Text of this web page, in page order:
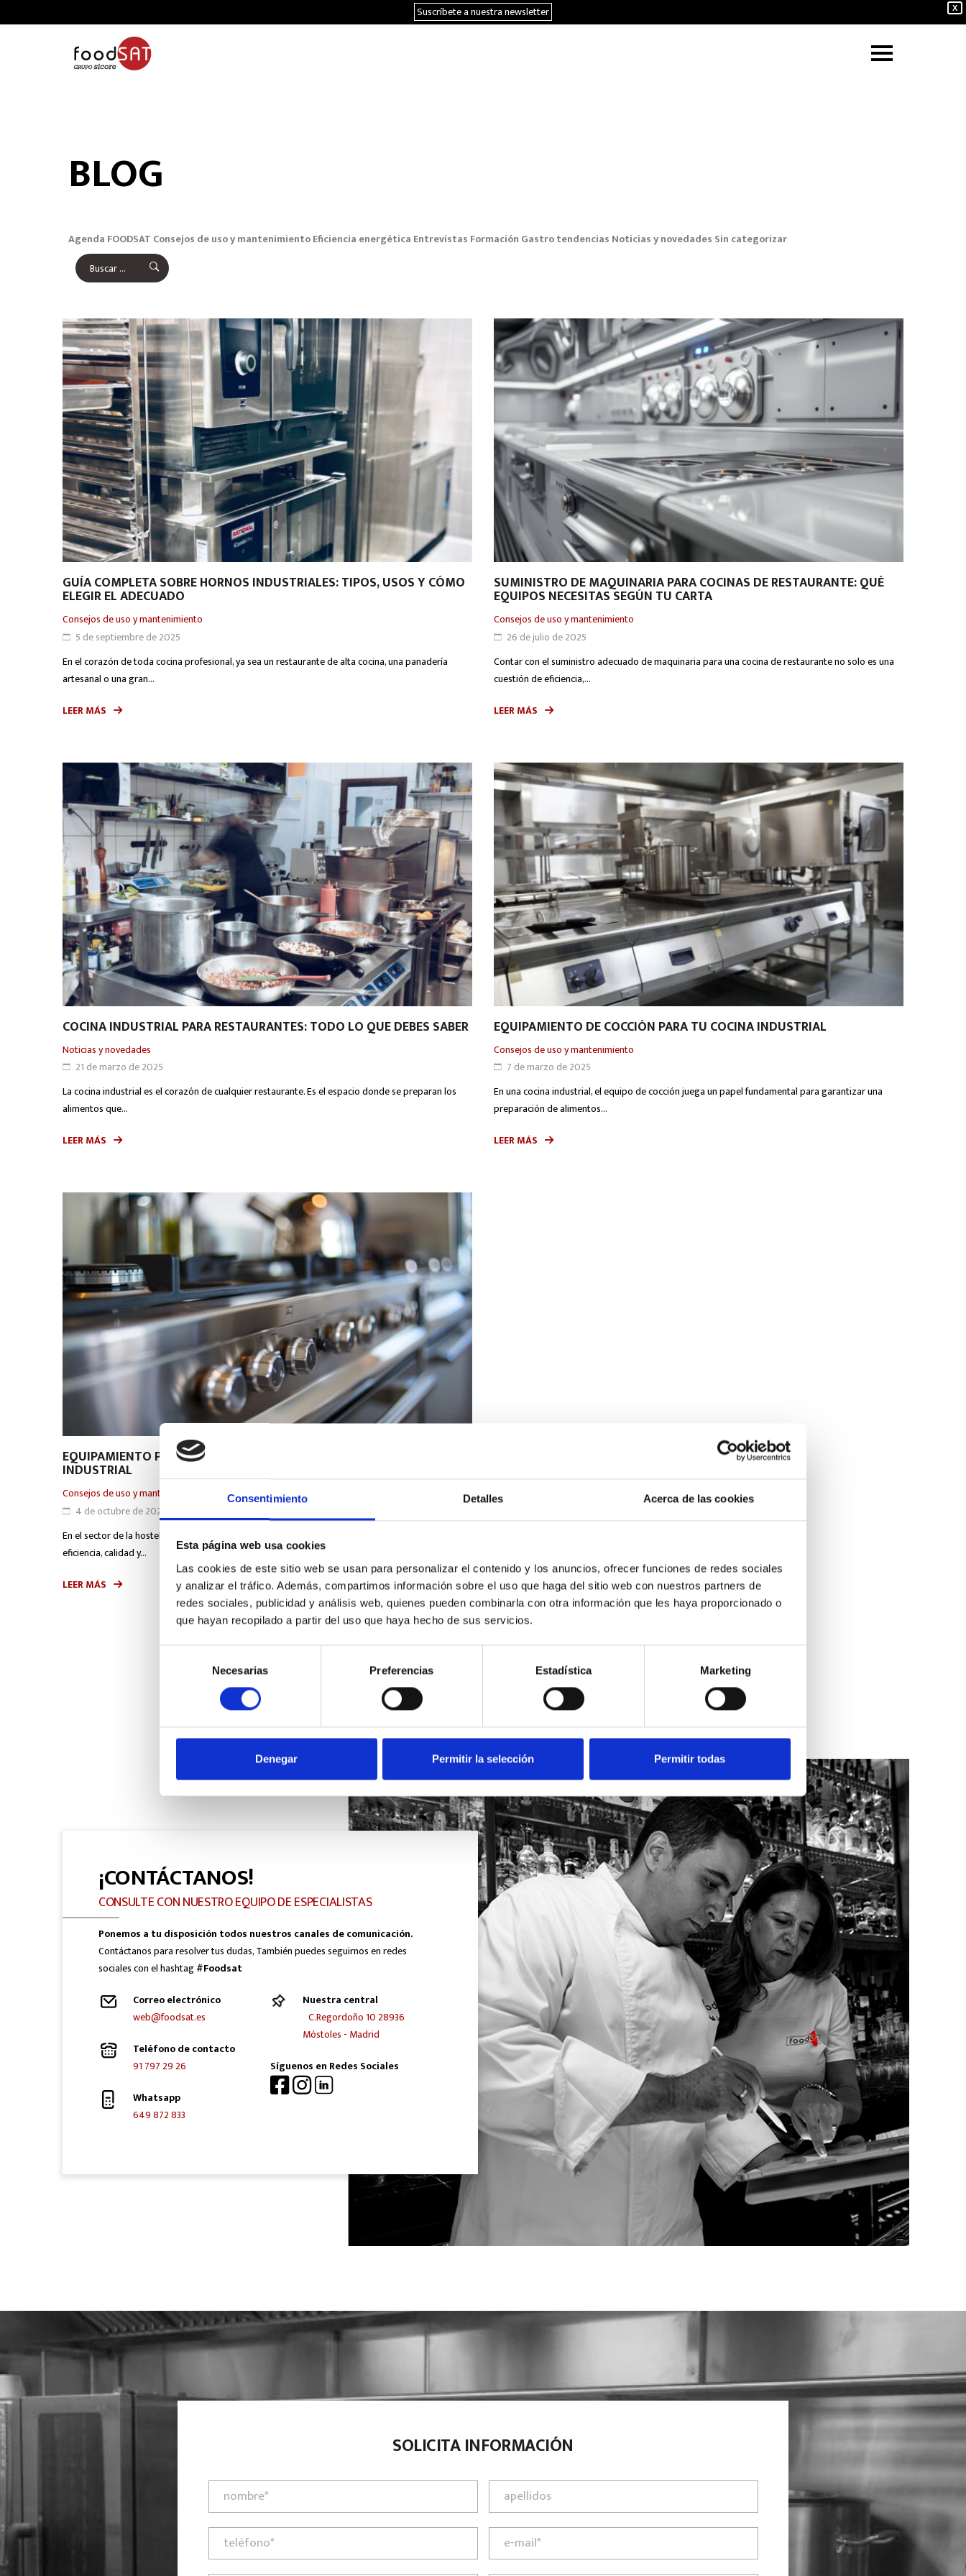
Consentimiento Detalles Acerca de las cookies
Esta página web usa cookies
Las cookies de este sitio web se usan para personalizar el contenido y los anuncios, ofrecer funciones de redes sociales
y analizar el tráfico. Además, compartimos información sobre el uso que haga del sitio web con nuestros partners de
redes sociales, publicidad y análisis web, quienes pueden combinarla con otra información que les haya proporcionado o
que hayan recopilado a partir del uso que haya hecho de sus servicios.
consentimiento
Necesarias Preferencias Estadística Marketing
Denegar Permitir la selección Permitir todas
X
Suscríbete a nuestra newsletter
BLOG
Agenda FOODSAT Consejos de uso y mantenimientoEficiencia energética Entrevistas Formación Gastro tendencias Noticias y novedades Sin categorizar
GUÍA COMPLETA SOBRE HORNOS INDUSTRIALES: TIPOS, USOS Y CÓMO
ELEGIR EL ADECUADO
Consejos de uso y mantenimiento
5 de septiembre de 2025
En el corazón de toda cocina profesional, ya sea un restaurante de alta cocina, una panadería
artesanal o una gran...
LEER MÁS
SUMINISTRO DE MAQUINARIA PARA COCINAS DE RESTAURANTE: QUÉ
EQUIPOS NECESITAS SEGÚN TU CARTA
Consejos de uso y mantenimiento
26 de julio de 2025
Contar con el suministro adecuado de maquinaria para una cocina de restaurante no solo es una
cuestión de eficiencia,...
LEER MÁS
COCINA INDUSTRIAL PARA RESTAURANTES: TODO LO QUE DEBES SABER
Noticias y novedades
21 de marzo de 2025
La cocina industrial es el corazón de cualquier restaurante. Es el espacio donde se preparan los
alimentos que...
LEER MÁS
EQUIPAMIENTO DE COCCIÓN PARA TU COCINA INDUSTRIAL
Consejos de uso y mantenimiento
7 de marzo de 2025
En una cocina industrial, el equipo de cocción juega un papel fundamental para garantizar una
preparación de alimentos...
LEER MÁS
EQUIPAMIENTO PROFESIONAL INDISPENSABLE EN TU COCINA
INDUSTRIAL
Consejos de uso y mantenimiento
4 de octubre de 2024
En el sector de la hostelería, contar con una cocina industrial bien equipada es sinónimo de
eficiencia, calidad y...
LEER MÁS
¡CONTÁCTANOS!
CONSULTE CON NUESTRO EQUIPO DE ESPECIALISTAS
Ponemos a tu disposición todos nuestros canales de comunicación.
Contáctanos para resolver tus dudas, También puedes seguirnos en redes
sociales con el hashtag#Foodsat
Correo electrónico
web@foodsat.es
Teléfono de contacto
91 797 29 26
Whatsapp
649 872 833
Nuestra central
C.Regordoño 10 28936
Móstoles - Madrid
Síguenos en Redes Sociales
SOLICITA INFORMACIÓN